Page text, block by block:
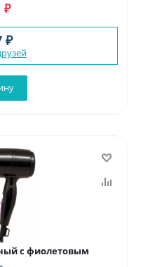
₽
₽
с фиолетовым